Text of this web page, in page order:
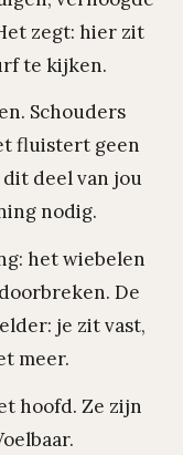
zegt: hier zit
te kijken.
Schouders
fluistert geen
deel van jou
nodig.
het wiebelen
De
je zit vast,
meer.
hoofd. Ze zijn